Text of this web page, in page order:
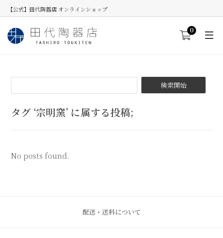
【公式】田代陶器店 オンラインショップ
0
タグ ‘宗明窯’ に属する投稿;
No posts found.
配送・送料について